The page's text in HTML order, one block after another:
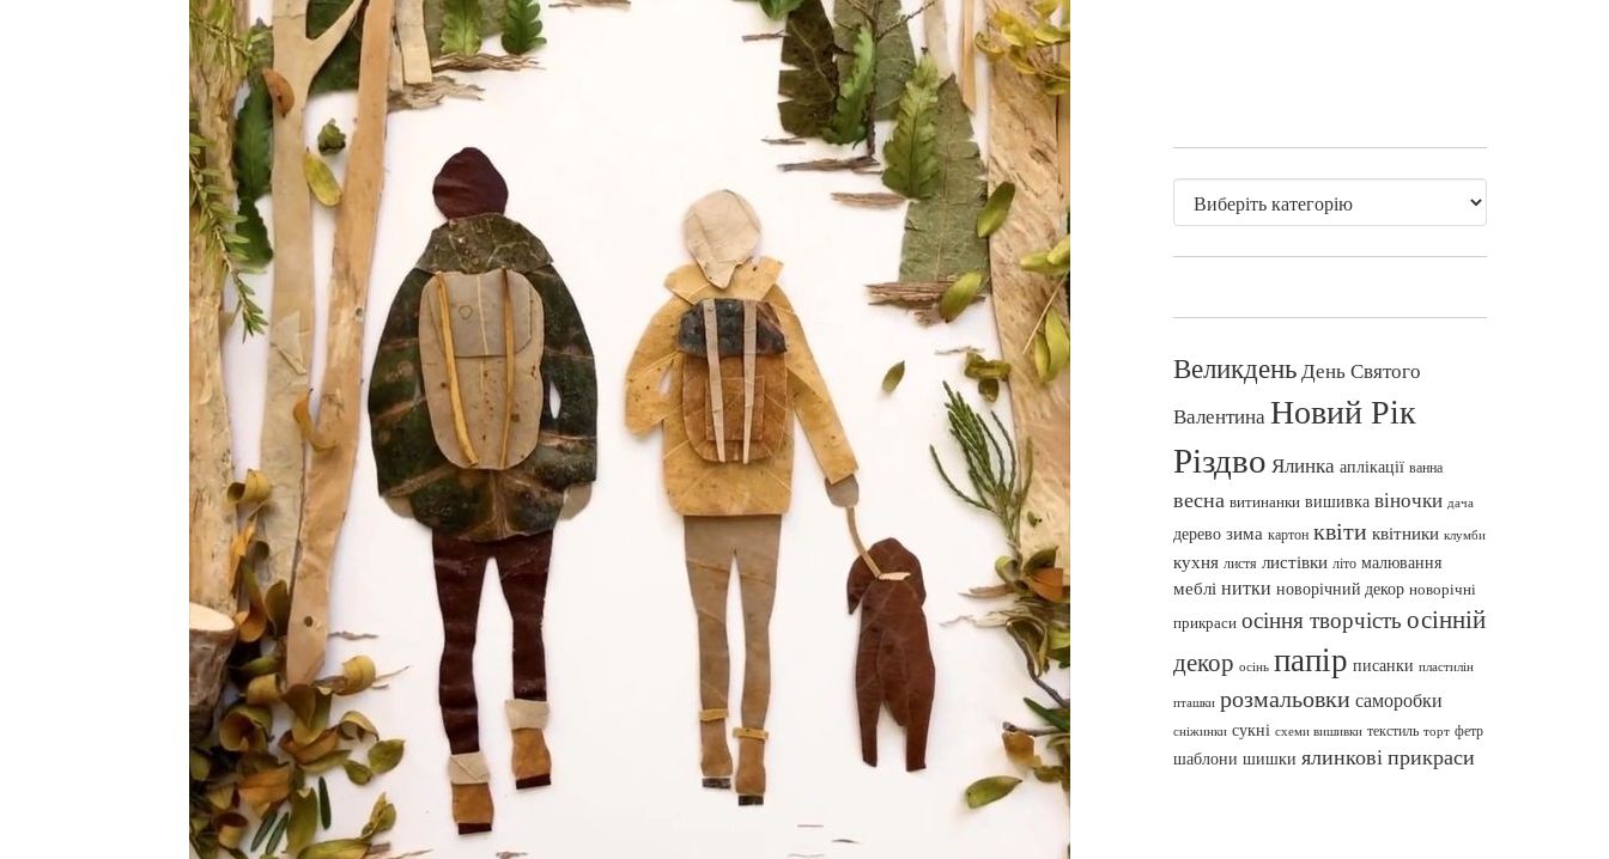
ВеликденьДень Святого
ВалентинаНовий Рік
Різдво Ялинка аплікації ванна
весна витинанки вишивка віночки дача
дерево зима картон квіти квітники клумби
кухня листя листівки літо малювання
меблі нитки новорічний декор новорічні
прикраси осіння творчість осінній
декор осінь папір писанки пластилін
пташки розмальовки саморобки
сніжинки сукні схеми вишивки текстиль торт фетр
шаблони шишки ялинкові прикраси